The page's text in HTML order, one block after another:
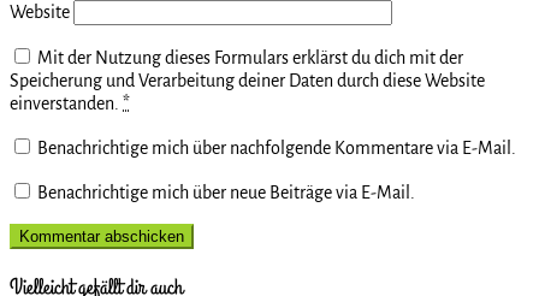
Website
Mit der Nutzung dieses Formulars erklärst du dich mit der
Speicherung und Verarbeitung deiner Daten durch diese Website
einverstanden. *
Benachrichtige mich über nachfolgende Kommentare via E-Mail.
Benachrichtige mich über neue Beiträge via E-Mail.
Vielleicht gefällt dir auch